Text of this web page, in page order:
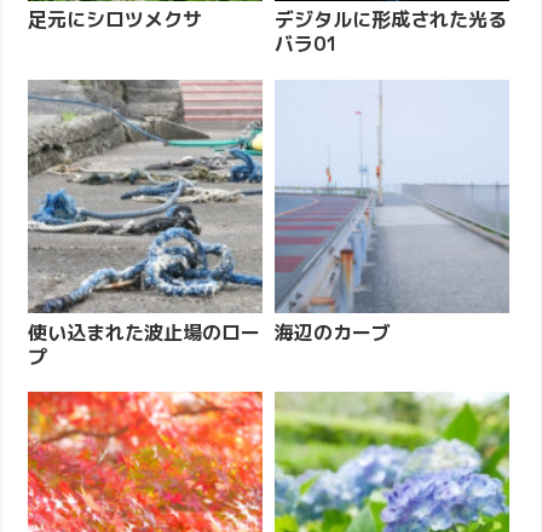
足元にシロツメクサ
デジタルに形成された光る
バラ01
使い込まれた波止場のロー
プ
海辺のカーブ